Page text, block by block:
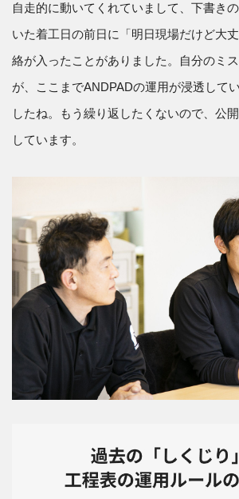
自走的に動いてくれていまして、下書き
いた着工日の前日に「明日現場だけど大
絡が入ったことがありました。自分のミ
が、ここまでANDPADの運用が浸透して
したね。もう繰り返したくないので、公
しています。